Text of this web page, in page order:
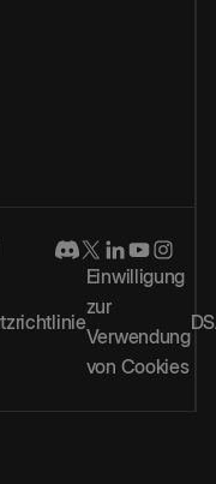
Einwilligung
zur
Verwendung
von Cookies